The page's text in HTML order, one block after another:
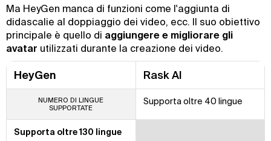
Ma HeyGen manca di funzioni come l'aggiunta di
didascalie al doppiaggio dei video, ecc. Il suo obiettivo
principale è quello di aggiungere e migliorare gli
avatar utilizzati durante la creazione dei video.
HeyGen Rask AI
NUMERO DI LINGUE
SUPPORTATE
Supporta oltre 40 lingue
Supporta oltre 130 lingue